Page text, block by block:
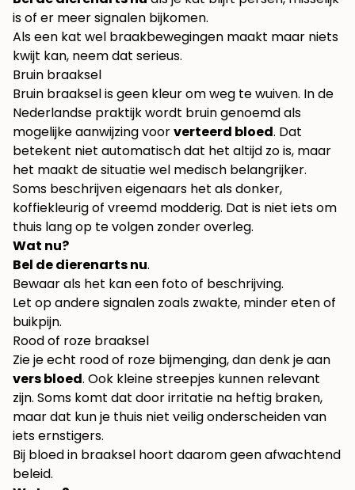
is of er meer signalen bijkomen.
Als een kat wel braakbewegingen maakt maar niets
kwijt kan, neem dat serieus.
Bruin braaksel
Bruin braaksel is geen kleur om weg te wuiven. In de
Nederlandse praktijk wordt bruin genoemd als
mogelijke aanwijzing voorverteerd bloed. Dat
betekent niet automatisch dat het altijd zo is, maar
het maakt de situatie wel medisch belangrijker.
Soms beschrijven eigenaars het als donker,
koffiekleurig of vreemd modderig. Dat is niet iets om
thuis lang op te volgen zonder overleg.
Wat nu?
Bel de dierenarts nu.
Bewaar als het kan een foto of beschrijving.
Let op andere signalen zoals zwakte, minder eten of
buikpijn.
Rood of roze braaksel
Zie je echt rood of roze bijmenging, dan denk je aan
vers bloed. Ook kleine streepjes kunnen relevant
zijn. Soms komt dat door irritatie na heftig braken,
maar dat kun je thuis niet veilig onderscheiden van
iets ernstigers.
Bij bloed in braaksel hoort daarom geen afwachtend
beleid.